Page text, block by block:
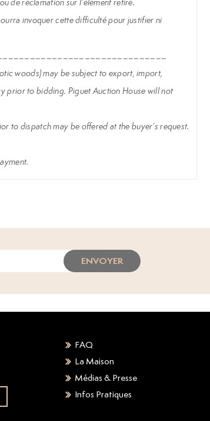
invoquer cette difficulté pour justifier ni
woods) may be subject to export, import,
prior to bidding. Piguet Auction House will not
to dispatch may be offered at the buyer’s request.
ENVOYER
FAQ
La Maison
Médias & Presse
Infos Pratiques